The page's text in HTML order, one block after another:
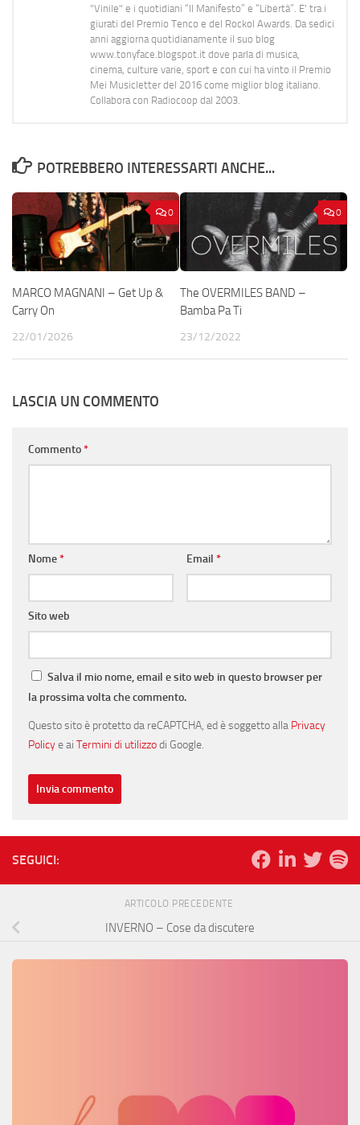
"Vinile" e i quotidiani “Il Manifesto” e “Libertà”. E' tra i
giurati del Premio Tenco e del Rockol Awards. Da sedici
anni aggiorna quotidianamente il suo blog
www.tonyface.blogspot.it dove parla di musica,
cinema, culture varie, sport e con cui ha vinto il Premio
Mei Musicletter del 2016 come miglior blog italiano.
Collabora con Radiocoop dal 2003.
POTREBBERO INTERESSARTI ANCHE...
0
MARCO MAGNANI – Get Up &
Carry On
22/01/2026
0
The OVERMILES BAND –
Bamba Pa Ti
23/12/2022
LASCIA UN COMMENTO
Commento*
Nome* Email *
Sito web
Salva il mio nome, email e sito web in questo browser per
la prossima volta che commento.
Questo sito è protetto da reCAPTCHA, ed è soggetto alla Privacy
Policye ai Termini di utilizzodi Google.
SEGUICI:
ARTICOLO PRECEDENTE
INVERNO – Cose da discutere